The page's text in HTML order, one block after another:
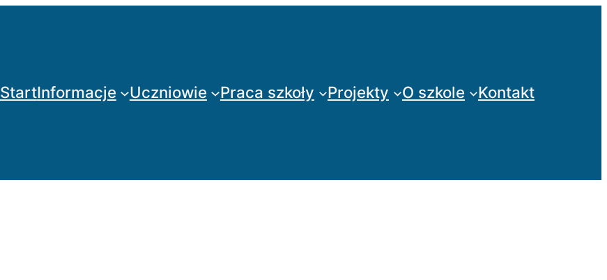
StartInformacje Uczniowie Praca szkoły Projekty O szkole Kontakt